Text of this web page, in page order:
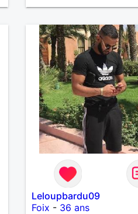
Leloupbardu09
Foix - 36 ans